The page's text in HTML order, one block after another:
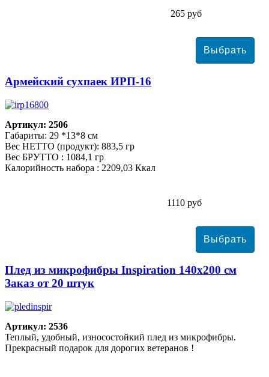
265 руб
Армейский сухпаек ИРП-16
Артикул: 2506
Габариты: 29 *13*8 см
Вес НЕТТО (продукт): 883,5 гр
Вес БРУТТО : 1084,1 гр
Калорийность набора : 2209,03 Ккал
1110 руб
Плед из микрофибры Inspiration 140х200 см
Заказ от 20 штук
Артикул: 2536
Теплый, удобный, износостойкий плед из микрофибры.
Прекрасный подарок для дорогих ветеранов !